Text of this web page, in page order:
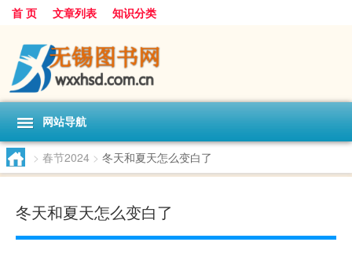
首 页 文章列表 知识分类
网站导航
> 春节2024 > 冬天和夏天怎么变白了
冬天和夏天怎么变白了